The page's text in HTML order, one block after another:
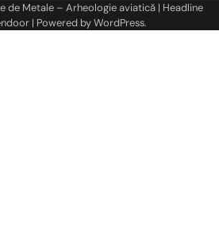
de Metale – Arheologie aviatică| Headline
| Powered byWordPress.